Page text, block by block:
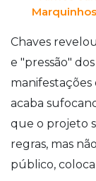
Chaves
e "pressão"
manifestações
acaba
que o projeto
regras, mas
público,